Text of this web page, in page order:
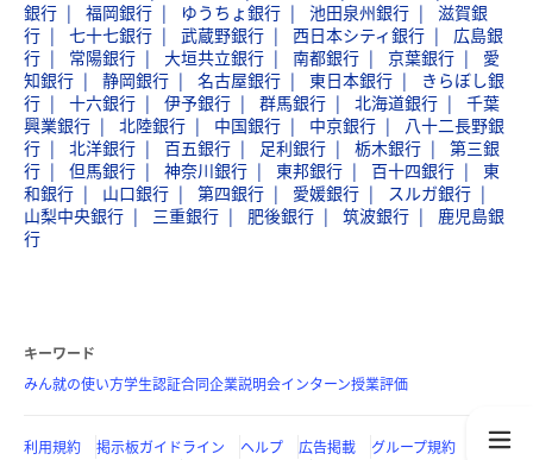
銀行
福岡銀行 ゆうちょ銀行 池田泉州銀行
滋賀銀
行
七十七銀行 武蔵野銀行 西日本シティ銀行
広島銀
行
常陽銀行 大垣共立銀行 南都銀行 京葉銀行
愛
知銀行
静岡銀行 名古屋銀行 東日本銀行
きらぼし銀
行
十六銀行 伊予銀行 群馬銀行 北海道銀行
千葉
興業銀行
北陸銀行 中国銀行 中京銀行
八十二長野銀
行
北洋銀行 百五銀行 足利銀行 栃木銀行
第三銀
行
但馬銀行 神奈川銀行 東邦銀行 百十四銀行
東
和銀行
山口銀行 第四銀行 愛媛銀行
スルガ銀行
山梨中央銀行
三重銀行 肥後銀行 筑波銀行
鹿児島銀
行
キーワード
みん就の使い方学生認証合同企業説明会インターン授業評価
利用規約 掲示板ガイドライン ヘルプ 広告掲載 グループ規約